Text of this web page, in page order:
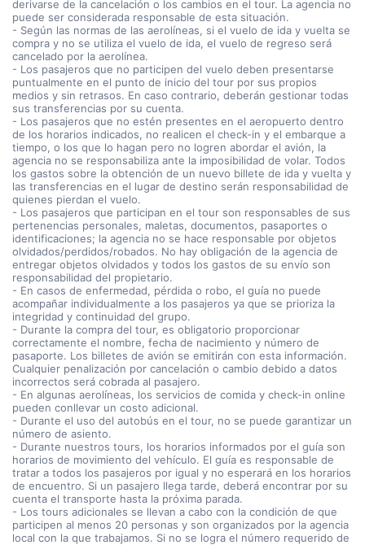
derivarse de la cancelación o los cambios en el tour. La agencia no
puede ser considerada responsable de esta situación.
- Según las normas de las aerolíneas, si el vuelo de ida y vuelta se
compra y no se utiliza el vuelo de ida, el vuelo de regreso será
cancelado por la aerolínea.
- Los pasajeros que no participen del vuelo deben presentarse
puntualmente en el punto de inicio del tour por sus propios
medios y sin retrasos. En caso contrario, deberán gestionar todas
sus transferencias por su cuenta.
- Los pasajeros que no estén presentes en el aeropuerto dentro
de los horarios indicados, no realicen el check-in y el embarque a
tiempo, o los que lo hagan pero no logren abordar el avión, la
agencia no se responsabiliza ante la imposibilidad de volar. Todos
los gastos sobre la obtención de un nuevo billete de ida y vuelta y
las transferencias en el lugar de destino serán responsabilidad de
quienes pierdan el vuelo.
- Los pasajeros que participan en el tour son responsables de sus
pertenencias personales, maletas, documentos, pasaportes o
identificaciones; la agencia no se hace responsable por objetos
olvidados/perdidos/robados. No hay obligación de la agencia de
entregar objetos olvidados y todos los gastos de su envío son
responsabilidad del propietario.
- En casos de enfermedad, pérdida o robo, el guía no puede
acompañar individualmente a los pasajeros ya que se prioriza la
integridad y continuidad del grupo.
- Durante la compra del tour, es obligatorio proporcionar
correctamente el nombre, fecha de nacimiento y número de
pasaporte. Los billetes de avión se emitirán con esta información.
Cualquier penalización por cancelación o cambio debido a datos
incorrectos será cobrada al pasajero.
- En algunas aerolíneas, los servicios de comida y check-in online
pueden conllevar un costo adicional.
- Durante el uso del autobús en el tour, no se puede garantizar un
número de asiento.
- Durante nuestros tours, los horarios informados por el guía son
horarios de movimiento del vehículo. El guía es responsable de
tratar a todos los pasajeros por igual y no esperará en los horarios
de encuentro. Si un pasajero llega tarde, deberá encontrar por su
cuenta el transporte hasta la próxima parada.
- Los tours adicionales se llevan a cabo con la condición de que
participen al menos 20 personas y son organizados por la agencia
local con la que trabajamos. Si no se logra el número requerido de